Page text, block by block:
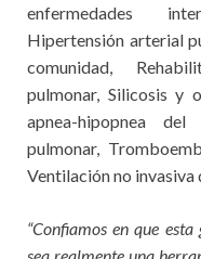
enfermedades
Hipertensión arterial
comunidad,
pulmonar, Silicosis y
apnea-hipopnea del
pulmonar,
Ventilación no invasiva
“Confiamos en que